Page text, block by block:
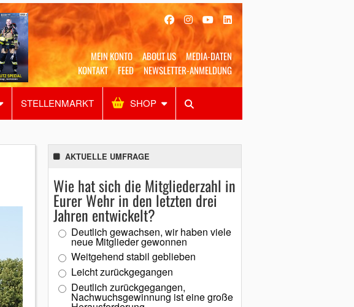
MEIN KONTO ABOUT US
MEDIA-DATEN
KONTAKT
FEED NEWSLETTER-ANMELDUNG
STELLENMARKT SHOP
Alles Shop SUCHEN
AKTUELLE UMFRAGE
Wie hat sich die Mitgliederzahl in
Eurer Wehr in den letzten drei
Jahren entwickelt?
Deutlich gewachsen, wir haben viele
neue Mitglieder gewonnen
Weitgehend stabil geblieben
Leicht zurückgegangen
Deutlich zurückgegangen,
Nachwuchsgewinnung ist eine große